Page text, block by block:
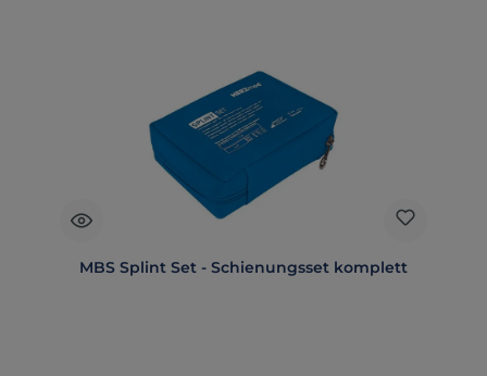
MBS Splint Set - Schienungsset komplett